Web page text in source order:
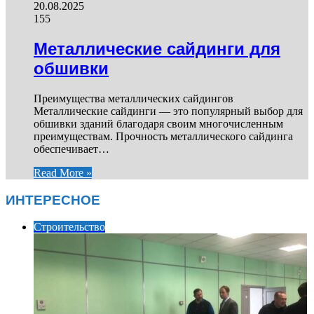
20.08.2025
155
Металлические сайдинги для
обшивки
Преимущества металлических сайдингов
Металлические сайдинги — это популярный выбор для
обшивки зданий благодаря своим многочисленным
преимуществам. Прочность металлического сайдинга
обеспечивает…
Read More »
ИНТЕРЕСНОЕ
Строительство